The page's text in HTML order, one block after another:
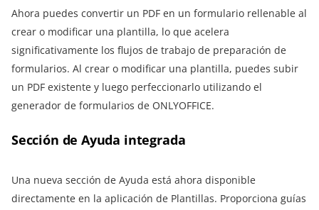
Ahora puedes convertir un PDF en un formulario rellenable al
crear o modificar una plantilla, lo que acelera
significativamente los flujos de trabajo de preparación de
formularios. Al crear o modificar una plantilla, puedes subir
un PDF existente y luego perfeccionarlo utilizando el
generador de formularios de ONLYOFFICE.
Sección de Ayuda integrada
Una nueva sección de Ayuda está ahora disponible
directamente en la aplicación de Plantillas. Proporciona guías